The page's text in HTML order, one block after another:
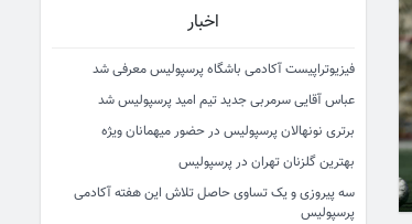
اخبار
فیزیوتراپیست آکادمی باشگاه پرسپولیس معرفی شد
عباس آقایی سرمربی جدید تیم امید پرسپولیس شد
برتری نونهالان پرسپولیس در حضور میهمانان ویژه
بهترین گلزنان تهران در پرسپولیس
سه پیروزی و یک تساوی حاصل تلاش این هفته آکادمی
پرسپولیس